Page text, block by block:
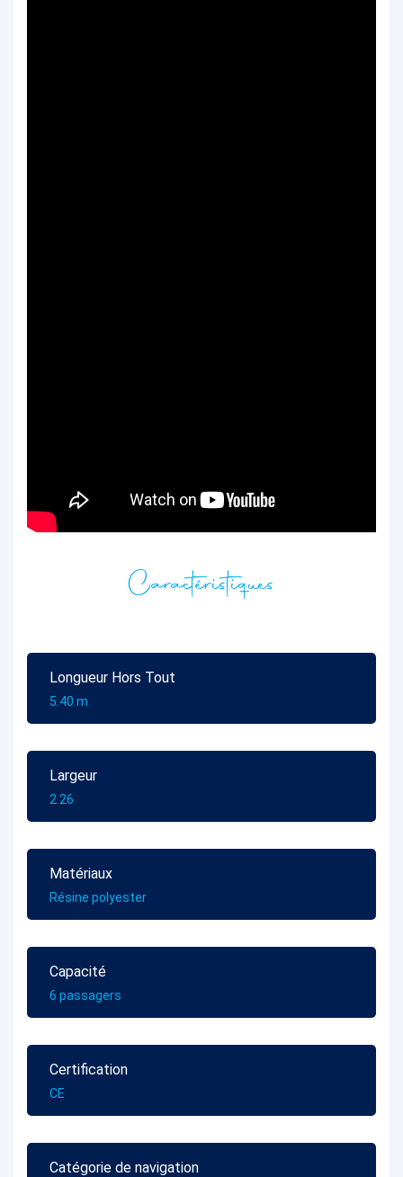
Caractéristiques
Longueur Hors Tout
5.40 m
Largeur
2.26
Matériaux
Résine polyester
Capacité
6 passagers
Certification
CE
Catégorie de navigation